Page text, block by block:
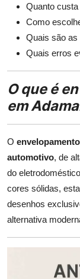
Quanto
Como
Quais são as
Quais erros
O que é
em
O
automotivo, de
do
cores sólidas,
desenhos
alternativa